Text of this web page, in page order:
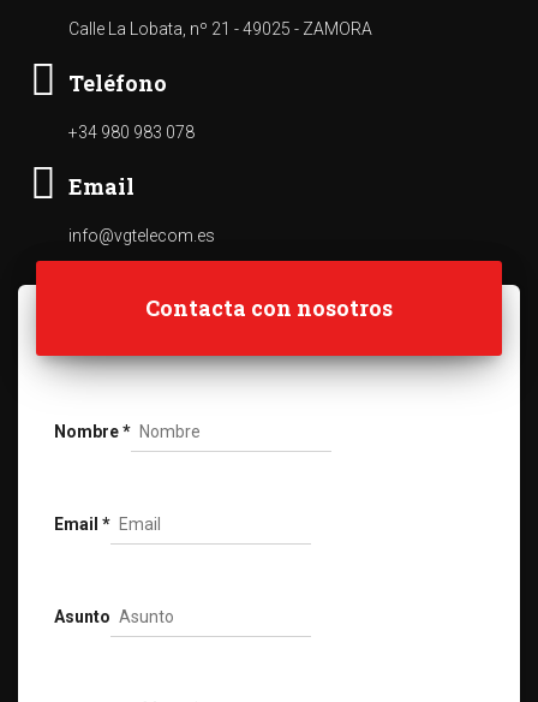
Calle La Lobata, nº 21 - 49025 - ZAMORA
Teléfono
+34 980 983 078
Email
info@vgtelecom.es
Contacta con nosotros
Nombre*
Email *
Asunto